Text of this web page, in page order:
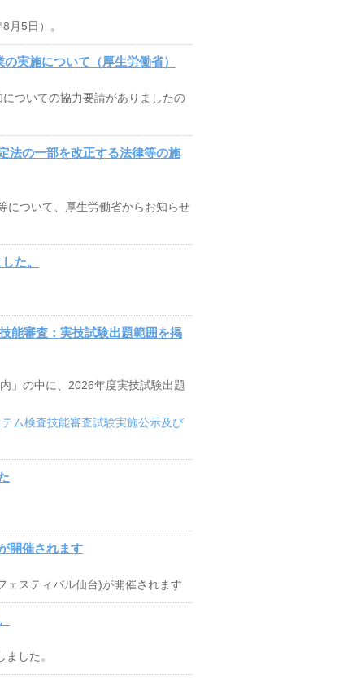
月5日）。
実施について（厚生労働省）
ついての協力要請がありましたの
法の一部を改正する法律等の施
について、厚生労働省からお知らせ
た。
能審査：実技試験出題範囲を掲
」の中に、2026年度実技試験出題
ム検査技能審査試験実施公示及び
開催されます
スティバル仙台)が開催されます
した。